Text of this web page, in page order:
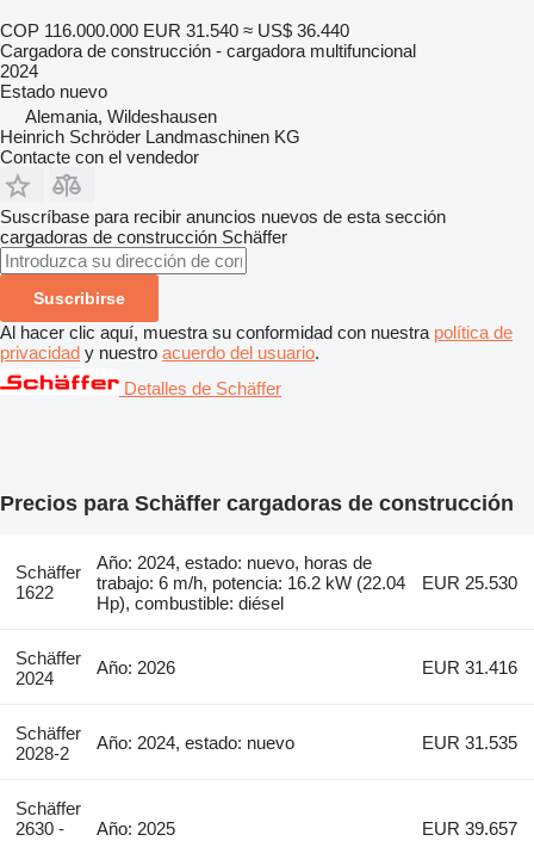
COP 116.000.000 EUR 31.540 ≈ US$ 36.440
Cargadora de construcción - cargadora multifuncional
2024
Estado nuevo
Alemania, Wildeshausen
Heinrich Schröder Landmaschinen KG
Contacte con el vendedor
Suscríbase para recibir anuncios nuevos de esta sección
cargadoras de construcción Schäffer
Suscribirse
Al hacer clic aquí, muestra su conformidad con nuestra política de
privacidad y nuestro acuerdo del usuario.
Detalles de Schäffer
Precios para Schäffer cargadoras de construcción
Schäffer
1622
Año: 2024, estado: nuevo, horas de
trabajo: 6 m/h, potencia: 16.2 kW (22.04
Hp), combustible: diésel
EUR 25.530
Schäffer
2024
Año: 2026 EUR 31.416
Schäffer
2028-2
Año: 2024, estado: nuevo EUR 31.535
Schäffer
2630 -
Año: 2025 EUR 39.657